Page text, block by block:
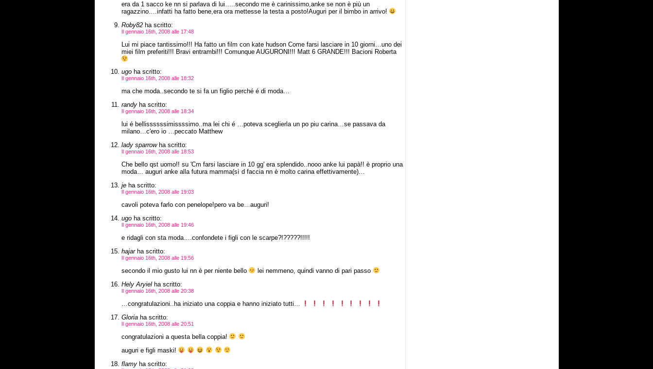
era da 1 sacco ke nn si parlava di lui…..secondo me è carinissimo,anke se non è più un
ragazzino….infatti ha fatto bene,era ora mettesse la testa a posto!Auguri per il bimbo in arrivo!
Roby82ha scritto:
Il gennaio 16th, 2008 alle 17:48
Lui mi piace tantissimo!!! Ha fatto un film con kate hudson Come farsi lasciare in 10 giorni…uno dei
miei film preferiti!!! Bravi entrambi!!! Comunque AUGURONI!!! Matt 6 GRANDE!!! Bacioni Roberta
ugoha scritto:
Il gennaio 16th, 2008 alle 18:32
ma che moda..secondo te si fa un figlio perché é di moda…
randyha scritto:
Il gennaio 16th, 2008 alle 18:34
lui é bellissssssimissssimo..ma lei chi é …poteva sceglierla un po piu carina…se passava da
milano…c'ero io …peccato Matthew
lady sparrowha scritto:
Il gennaio 16th, 2008 alle 18:53
Che bello qst uomo!! su 'Cm farsi lasciare in 10 gg' era splendido..nooo anke lui papà!! è proprio una
moda… auguri anke alla futura mamma(sì d faccia nn è molto carina effettivamente)…
jeha scritto:
Il gennaio 16th, 2008 alle 19:03
cavoli poteva farlo con penelope!pero va be…auguri!
ugoha scritto:
Il gennaio 16th, 2008 alle 19:46
e ridagli con sta moda….confondete i figli con le scarpe?!?????!!!!!
hajarha scritto:
Il gennaio 16th, 2008 alle 19:56
secondo il mio gusto lui nn è per niente bello
lei nemmeno, quindi vanno di pari passo
Hely Aryielha scritto:
Il gennaio 16th, 2008 alle 20:38
…congratulazioni..ha iniziato una coppia e hanno iniziato tutti…
Gloriaha scritto:
Il gennaio 16th, 2008 alle 20:51
congratulazioni a questa bella coppia!
auguri e figli maski!
flamyha scritto: